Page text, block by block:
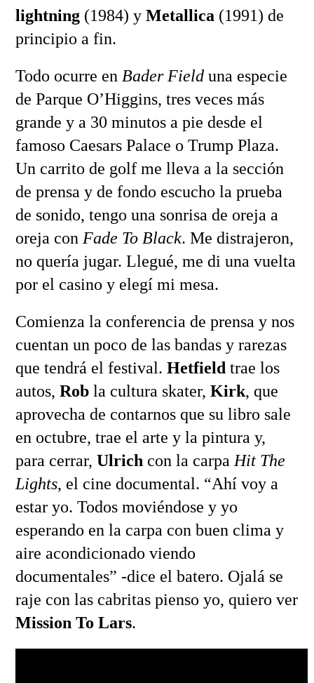
lightning(1984) y Metallica (1991) de
principio a fin.
Todo ocurre en Bader Fielduna especie
de Parque O’Higgins, tres veces más
grande y a 30 minutos a pie desde el
famoso Caesars Palace o Trump Plaza.
Un carrito de golf me lleva a la sección
de prensa y de fondo escucho la prueba
de sonido, tengo una sonrisa de oreja a
oreja con Fade To Black. Me distrajeron,
no quería jugar. Llegué, me di una vuelta
por el casino y elegí mi mesa.
Comienza la conferencia de prensa y nos
cuentan un poco de las bandas y rarezas
que tendrá el festival. Hetfield trae los
autos, Robla cultura skater, Kirk, que
aprovecha de contarnos que su libro sale
en octubre, trae el arte y la pintura y,
para cerrar, Ulrich con la carpa Hit The
Lights, el cine documental. “Ahí voy a
estar yo. Todos moviéndose y yo
esperando en la carpa con buen clima y
aire acondicionado viendo
documentales” -dice el batero. Ojalá se
raje con las cabritas pienso yo, quiero ver
Mission To Lars.